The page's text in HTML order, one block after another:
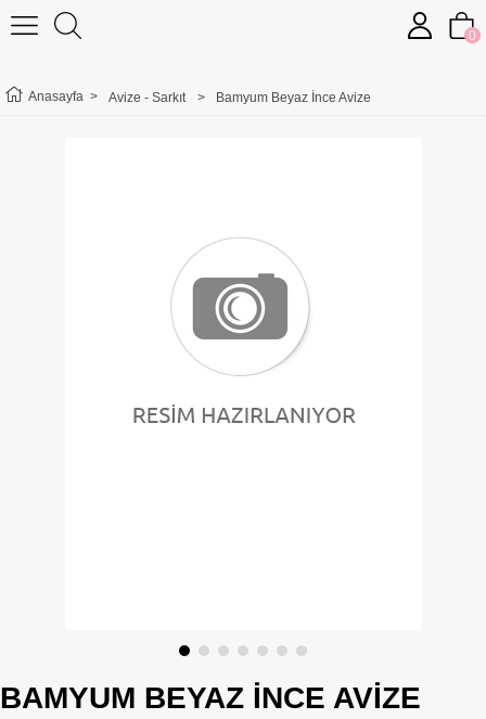
0
Anasayfa > Avize - Sarkıt > Bamyum Beyaz İnce Avize
BAMYUM BEYAZ İNCE AVIZE